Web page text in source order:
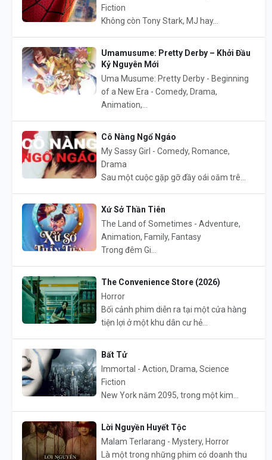
Fiction
Không còn Tony Stark, MJ hay...
Umamusume: Pretty Derby – Khởi Đầu
Kỷ Nguyên Mới
Uma Musume: Pretty Derby - Beginning
of a New Era - Comedy, Drama,
Animation,...
Cô Nàng Ngổ Ngáo
My Sassy Girl - Comedy, Romance,
Drama
Sau một cuộc gặp gỡ đầy oái oăm trê...
Xứ Sở Thần Tiên
The Land of Sometimes - Adventure,
Animation, Family, Fantasy
Trong đêm Gi...
The Convenience Store (2026)
Horror
Bối cảnh phim diễn ra tại một cửa hàng
tiện lợi ở một khu dân cư hẻ...
Bất Tử
Immortal - Action, Drama, Science
Fiction
New York năm 2095, trong một kim...
Lời Nguyền Huyết Tộc
Malam Terlarang - Mystery, Horror
Là một trong những phim có doanh thu